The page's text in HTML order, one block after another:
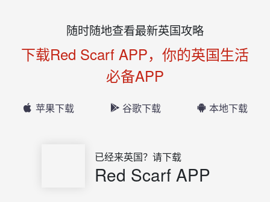
随时随地查看最新英国攻略
下载Red Scarf APP，你的英国生活
必备APP
苹果下载 谷歌下载 本地下载
已经来英国？请下载
Red Scarf APP